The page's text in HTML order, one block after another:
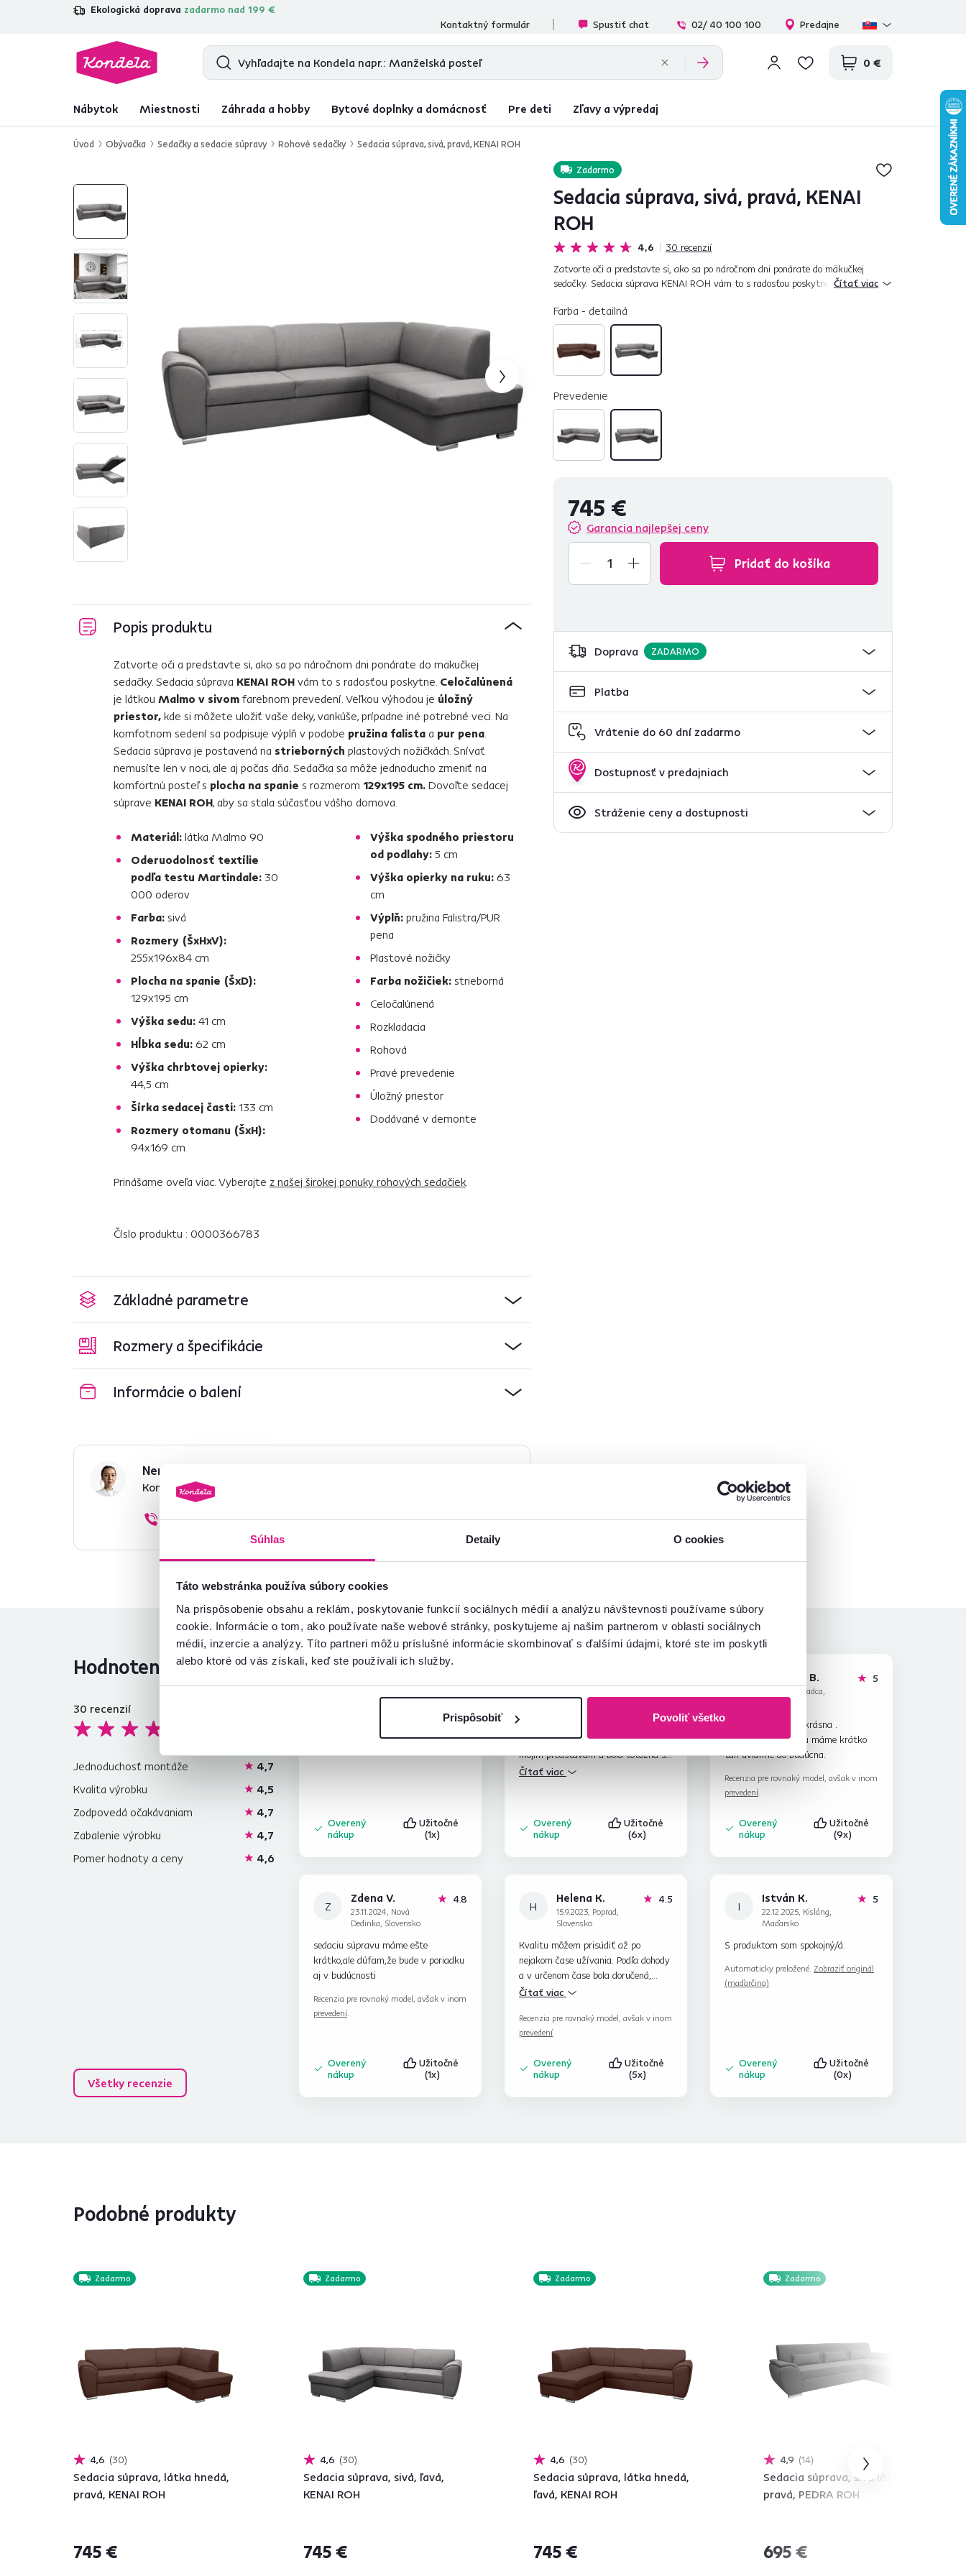
Súhlas Detaily O cookies
Táto webstránka používa súbory cookies
Na prispôsobenie obsahu a reklám, poskytovanie funkcií sociálnych médií a analýzu návštevnosti používame súbory
cookie. Informácie o tom, ako používate naše webové stránky, poskytujeme aj našim partnerom v oblasti sociálnych
médií, inzercie a analýzy. Títo partneri môžu príslušné informácie skombinovať s ďalšími údajmi, ktoré ste im poskytli
alebo ktoré od vás získali, keď ste používali ich služby.
Prispôsobiť Povoliť všetko
Ekologická doprava zadarmo nad 199 €
4,7 31 285overených produktových recenzií
Kontaktný formulár
Spustiť chat 02/ 40 100 100 Predajne
0 €
Nábytok Miestnosti Záhrada a hobby Bytové doplnky a domácnosť Pre deti Zľavy a výpredaj
Úvod Obývačka Sedačky a sedacie súpravy Rohové sedačky Sedacia súprava, sivá, pravá, KENAI ROH
Zadarmo
Sedacia súprava, sivá, pravá, KENAI
ROH
4,6 30 recenzií
Zatvorte oči a predstavte si, ako sa po náročnom dni ponárate do mäkučkej
sedačky. Sedacia súprava KENAI ROH vám to s radosťou poskytne. Celočalúnená
Čítať viac
Farba - detailná
Prevedenie
745 €
Garancia najlepšej ceny
Pridať do košíka
Doprava ZADARMO
Platba
Vrátenie do 60 dní zadarmo
Dostupnosť v predajniach
Stráženie ceny a dostupnosti
Popis produktu
Zatvorte oči a predstavte si, ako sa po náročnom dni ponárate do mäkučkej
sedačky. Sedacia súprava KENAI ROH vám to s radosťou poskytne. Celočalúnená
je látkou Malmo v sivom farebnom prevedení. Veľkou výhodou je úložný
priestor, kde si môžete uložiť vaše deky, vankúše, prípadne iné potrebné veci. Na
komfotnom sedení sa podpisuje výplň v podobe pružina falista a pur pena
Sedacia súprava je postavená na strieborných plastových nožičkách. Snívať
nemusíte len v noci, ale aj počas dňa. Sedačka sa môže jednoducho zmeniť na
komfortnú posteľ s plocha na spanie s rozmerom 129x195 cm. Dovoľte sedacej
súprave KENAI ROH, aby sa stala súčasťou vášho domova.
Materiál: látka Malmo 90
Oderuodolnosť textílie
podľa testu Martindale: 30
000 oderov
Farba: sivá
Rozmery (ŠxHxV):
255x196x84 cm
Plocha na spanie (ŠxD):
129x195 cm
Výška sedu: 41 cm
Hĺbka sedu: 62 cm
Výška chrbtovej opierky:
44,5 cm
Šírka sedacej časti: 133 cm
Rozmery otomanu (ŠxH):
94x169 cm
Výška spodného priestoru
od podlahy: 5 cm
Výška opierky na ruku: 63
cm
Výplň: pružina Falistra/PUR
pena
Plastové nožičky
Farba nožičiek: strieborná
Celočalúnená
Rozkladacia
Rohová
Pravé prevedenie
Úložný priestor
Dodávané v demonte
Prinášame oveľa viac. Vyberajte z našej širokej ponuky rohových sedačiek
Číslo produktu : 0000366783
Základné parametre
Rozmery a špecifikácie
Informácie o balení
Nenašli ste požadované informácie?
Kontaktujte nás a my vám radi poradíme
02/ 40 100 100 Spustiť chat
Hodnotenia produktu
30 recenzií
Jednoduchosť montáže
4,7
Kvalita výrobku
4,5
Zodpovedá očakávaniam
4,7
Zabalenie výrobku
4,7
Pomer hodnoty a ceny
4,6
Všetky recenzie
I
Bystrica, Slovensko
Overený
nákup
Užitočné
(1x)
Z
Slovensko
Som veľmi spokojná, cena prijateľná,
kvalita, sedačka presne zodpoveda
mojim predstavám a bola totožná s
obrázkom na internete, doručenie do
hľadala sedačku,ktorá by mi
vyhovovala, ste TOP
Čítať viac
Overený
nákup
Užitočné
(6x)
M
Martina B.
16.10.2023, Čadca,
Slovensko
5hviezdičiek
Sedacia súprava je krásna .
Spokojnosť. Zatiaľ ju máme krátko
tak uvidíme do budúcna.
Recenzia pre rovnaký model, avšak v inom
prevedení
Overený
nákup
Užitočné
(9x)
Z
Zdena V.
23.11.2024, Nová
Dedinka, Slovensko
4.8
sedaciu súpravu máme ešte
krátko,ale dúfam,že bude v poriadku
aj v budúcnosti
Recenzia pre rovnaký model, avšak v inom
prevedení
Overený
nákup
Užitočné
(1x)
H
Helena K.
15.9.2023, Poprad,
Slovensko
4.5hviezdičky
Kvalitu môžem prisúdiť až po
nejakom čase užívania. Podľa dohody
a v určenom čase bola doručená,
takže som spokojná. Ďakujem.
Čítať viac
Recenzia pre rovnaký model, avšak v inom
prevedení.
Overený
nákup
Užitočné
(5x)
I
István K.
22.12.2025, Kisláng,
Maďarsko
5hviezdičiek
S produktom som spokojný/á.
Automaticky preložené. Zobraziť originál
(maďarčina)
Overený
nákup
Užitočné
(0x)
Podobné produkty
Zadarmo
4,6 30
Sedacia súprava, látka hnedá,
pravá, KENAI ROH
745 €
Zadarmo
4,6 30
Sedacia súprava, sivá, ľavá,
KENAI ROH
745 €
Zadarmo
4,6 30
Sedacia súprava, látka hnedá,
ľavá, KENAI ROH
745 €
Zadarmo
4,9 14
Sedacia súprava, sivá látka,
pravá, PEDRA ROH
695 €